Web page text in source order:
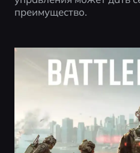
преимущество.